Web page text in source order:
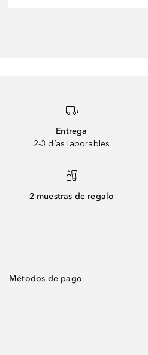
Entrega
2-3 días laborables
2 muestras de regalo
Métodos de pago